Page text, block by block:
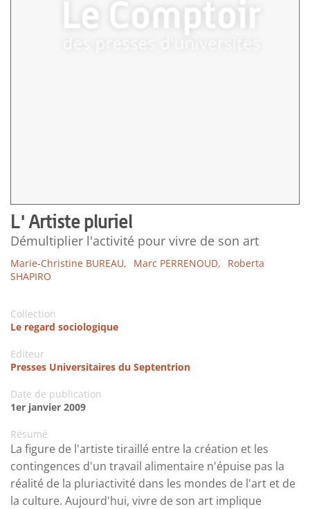
L' Artiste pluriel
Démultiplier l'activité pour vivre de son art
Marie-Christine BUREAU, Marc PERRENOUD,
Roberta
SHAPIRO
Collection
Le regard sociologique
Editeur
Presses Universitaires du Septentrion
Date de publication
1er janvier 2009
Résumé
La figure de l'artiste tiraillé entre la création et les
contingences d'un travail alimentaire n'épuise pas la
réalité de la pluriactivité dans les mondes de l'art et de
la culture. Aujourd'hui, vivre de son art implique